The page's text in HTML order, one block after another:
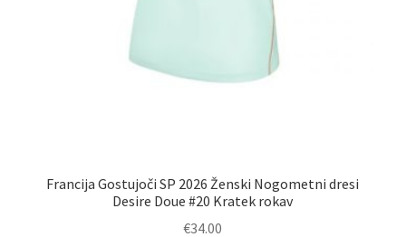
Francija Gostujoči SP 2026 Ženski Nogometni dresi
Desire Doue #20 Kratek rokav
€34.00